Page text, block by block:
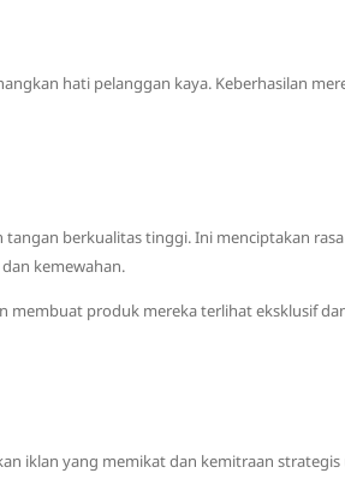
hati pelanggan kaya. Keberhasilan
berkualitas tinggi. Ini menciptakan
kemewahan.
produk mereka terlihat eksklusif
iklan yang memikat dan kemitraan